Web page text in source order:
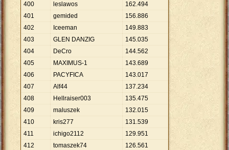
400
leslawos 162.494
401
gemided 156.886
402
Iceeman 149.883
403
GLEN DANZIG 145.035
404
DeCro 144.562
405
MAXIMUS-1 143.689
406
PACYFICA 143.017
407
Alf44 137.234
408
Hellraiser003 135.475
409
maluszek 132.015
410
kris277 131.539
411
ichigo2112 129.951
412
tomaszek74 126.561